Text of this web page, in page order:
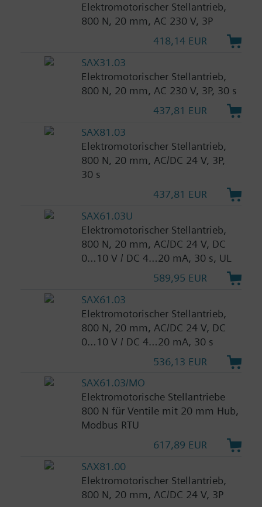
Elektromotorischer Stellantrieb,
800 N, 20 mm, AC 230 V, 3P
418,14 EUR
SAX31.03
Elektromotorischer Stellantrieb,
800 N, 20 mm, AC 230 V, 3P, 30 s
437,81 EUR
SAX81.03
Elektromotorischer Stellantrieb,
800 N, 20 mm, AC/DC 24 V, 3P,
30 s
437,81 EUR
SAX61.03U
Elektromotorischer Stellantrieb,
800 N, 20 mm, AC/DC 24 V, DC
0…10 V / DC 4…20 mA, 30 s, UL
589,95 EUR
SAX61.03
Elektromotorischer Stellantrieb,
800 N, 20 mm, AC/DC 24 V, DC
0…10 V / DC 4…20 mA, 30 s
536,13 EUR
SAX61.03/MO
Elektromotorische Stellantriebe
800 N für Ventile mit 20 mm Hub,
Modbus RTU
617,89 EUR
SAX81.00
Elektromotorischer Stellantrieb,
800 N, 20 mm, AC/DC 24 V, 3P